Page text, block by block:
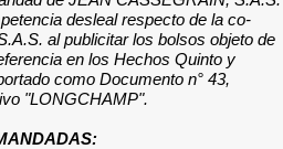
desleal respecto de la co-
al publicitar los bolsos objeto de
en los Hechos Quinto y
como Documento n° 43,
"LONGCHAMP".